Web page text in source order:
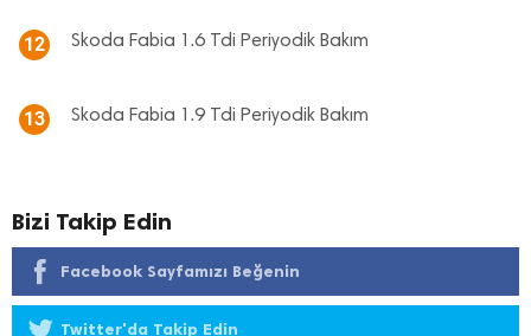
12 Skoda Fabia 1.6 Tdi Periyodik Bakım
13 Skoda Fabia 1.9 Tdi Periyodik Bakım
Bizi Takip Edin
Facebook Sayfamızı Beğenin
Twitter'da Takip Edin